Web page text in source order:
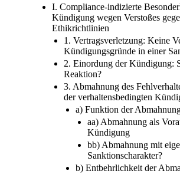
I. Compliance-indizierte
Kündigung wegen Verstoßes
Ethikrichtlinien
1. Vertragsverletzung: Keine
Kündigungsgründe in einer
2. Einordung der Kündigung:
Reaktion?
3. Abmahnung des
der verhaltensbedingten
a) Funktion der
aa) Abmahnung als
Kündigung
bb) Abmahnung mit
Sanktionscharakter?
b) Entbehrlichkeit der